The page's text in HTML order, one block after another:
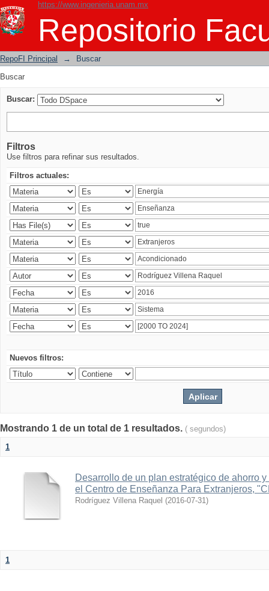
https://www.ingenieria.unam.mx
Repositorio
Buscar
RepoFI Principal →
Buscar
Buscar
Buscar:
Filtros
Use filtros para refinar sus resultados.
Filtros actuales:
Nuevos filtros:
Mostrando 1 de un total de 1 resultados. ( segundos)
1
Desarrollo de un plan estratégico de ahorro
el Centro de Enseñanza Para Extranjeros,
Rodríguez Villena Raquel (2016-07-31)
1